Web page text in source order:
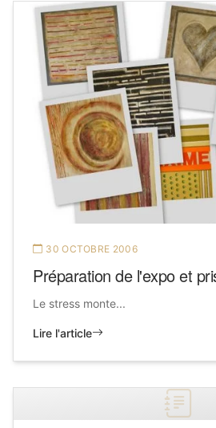
30 OCTOBRE 2006
Préparation de l'expo et
Le stress monte...
Lire l'article